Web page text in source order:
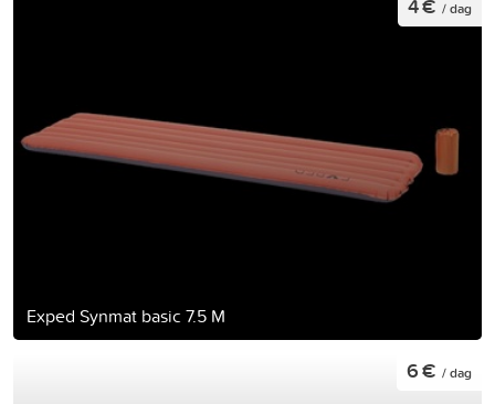
Exped Synmat basic 7.5 M
/ dag
6 € / dag